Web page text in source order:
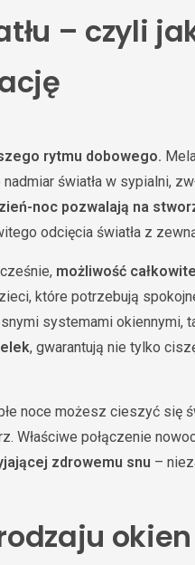
– czyli
rytmu dobowego.
światła w sypialni,
noc pozwalają na
odcięcia światła z
możliwość
które potrzebują
systemami okiennymi,
, gwarantują nie tylko
noce możesz cieszyć się
Właściwe połączenie
zdrowemu snu –